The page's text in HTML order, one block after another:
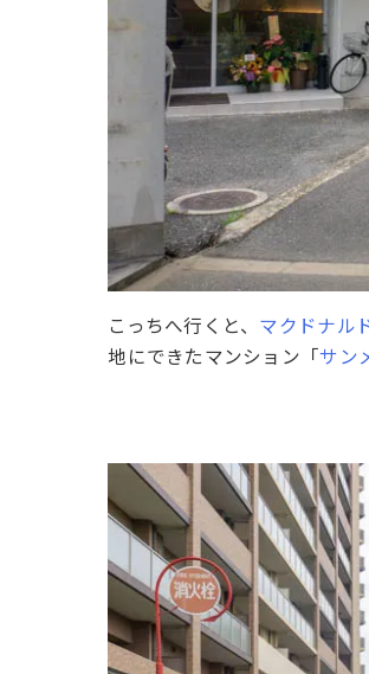
こっちへ行くと、 マクドナル
地にできたマンション「サン